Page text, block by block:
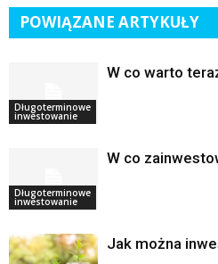
POWIĄZANE ARTYKUŁY
Długoterminowe
inwestowanie
W co warto
Długoterminowe
inwestowanie
W co
Jak można